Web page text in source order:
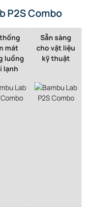
P2S Combo
mát
luồng
lạnh
Sẵn sàng
cho vật liệu
kỹ thuật